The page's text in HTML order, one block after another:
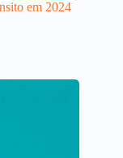
em 2024